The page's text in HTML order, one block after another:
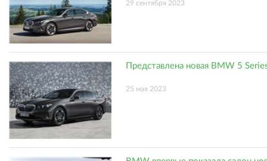
29 сентября 2023
Представлена новая BMW 5
25 мая 2023